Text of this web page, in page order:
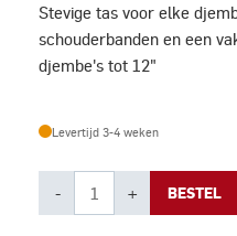
Stevige tas voor elke
schouderbanden en een
djembe's tot 12"
Levertijd 3-4 weken
- + BESTEL